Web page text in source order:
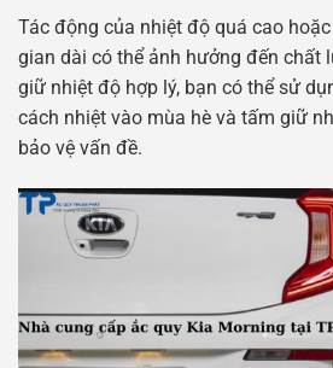
Tác động của nhiệt độ quá cao
gian dài có thể ảnh hưởng đến chất
giữ nhiệt độ hợp lý, bạn có thể sử
cách nhiệt vào mùa hè và tấm giữ
bảo vệ vấn đề.